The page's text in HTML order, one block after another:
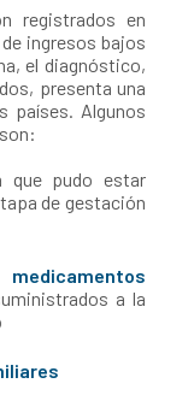
registrados en
ingresos bajos
el diagnóstico,
presenta una
países. Algunos
que pudo estar
de gestación
a la